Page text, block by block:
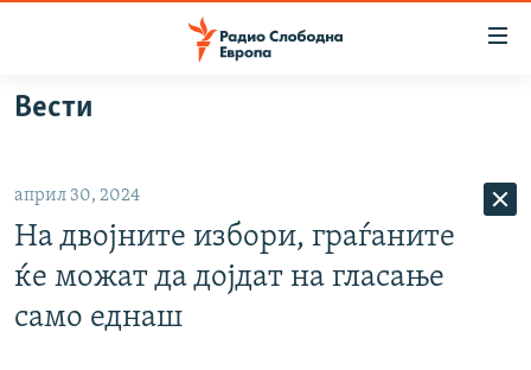
Оди
на
главната
навигација
на
ВИЗУЕЛНО
ВЕСТИ
ШТО ТРЕБА ДА ЗНАЕТЕ
Вести
април 30, 2024
На двојните избори, граѓаните
ќе можат да дојдат на гласање
само еднаш